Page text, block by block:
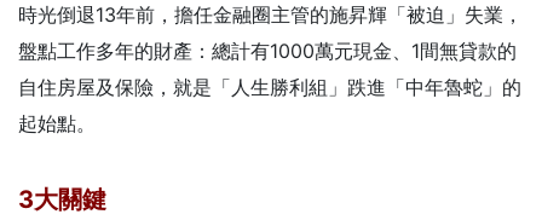
時光倒退13年前，擔任金融圈主管的施昇輝「被迫」失業，
盤點工作多年的財產：總計有1000萬元現金、1間無貸款的
自住房屋及保險，就是「人生勝利組」跌進「中年魯蛇」的
起始點。
3大關鍵